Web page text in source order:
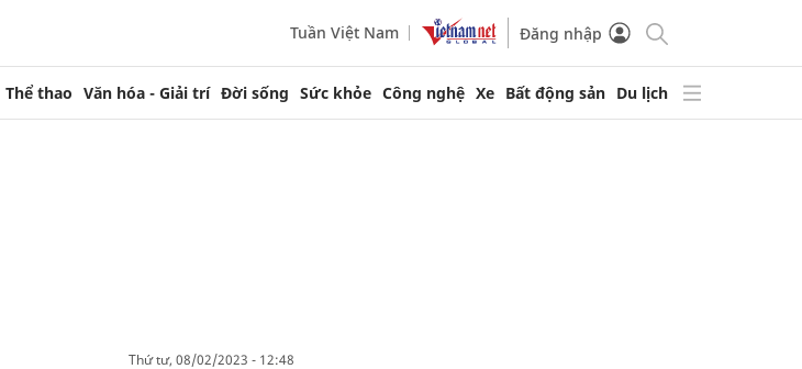
Tuần Việt Nam Đăng nhập
Thể thao Văn hóa - Giải trí Đời sống Sức khỏe Công nghệ Xe Bất động sản Du lịch
thứ tư, 08/02/2023 - 12:48